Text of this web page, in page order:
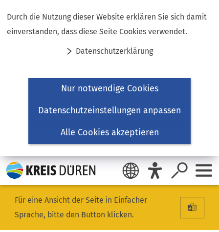
Durch die Nutzung dieser Website erklären Sie sich damit
einverstanden, dass diese Seite Cookies verwendet.
Datenschutzerklärung
Nur notwendige Cookies
Datenschutzeinstellungen anpassen
Alle Cookies akzeptieren
Inhalt anspringen
Für eine Ansicht der Seite in Einfacher
Sprache, bitte den Button klicken.